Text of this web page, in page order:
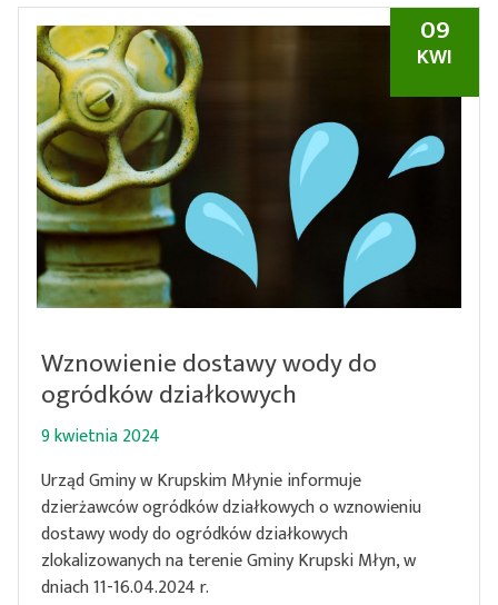
09
KWI
Wznowienie dostawy wody do
ogródków działkowych
9 kwietnia 2024
Urząd Gminy w Krupskim Młynie informuje
dzierżawców ogródków działkowych o wznowieniu
dostawy wody do ogródków działkowych
zlokalizowanych na terenie Gminy Krupski Młyn, w
dniach 11-16.04.2024 r.